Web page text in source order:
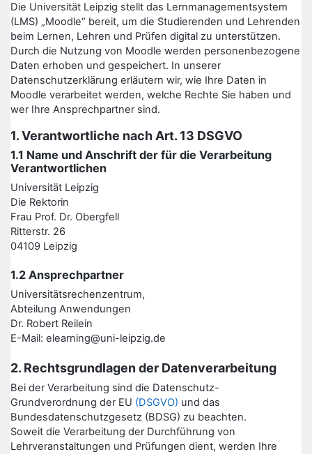
Die Universität Leipzig stellt das Lernmanagementsystem
(LMS) „Moodle“ bereit, um die Studierenden und Lehrenden
beim Lernen, Lehren und Prüfen digital zu unterstützen.
Durch die Nutzung von Moodle werden personenbezogene
Daten erhoben und gespeichert. In unserer
Datenschutzerklärung erläutern wir, wie Ihre Daten in
Moodle verarbeitet werden, welche Rechte Sie haben und
wer Ihre Ansprechpartner sind.
1. Verantwortliche nach Art. 13 DSGVO
1.1 Name und Anschrift der für die Verarbeitung
Verantwortlichen
Universität Leipzig
Die Rektorin
Frau Prof. Dr. Obergfell
Ritterstr. 26
04109 Leipzig
1.2 Ansprechpartner
Universitätsrechenzentrum,
Abteilung Anwendungen
Dr. Robert Reilein
E-Mail: elearning@uni-leipzig.de
2. Rechtsgrundlagen der Datenverarbeitung
Bei der Verarbeitung sind die Datenschutz-
Grundverordnung der EU (DSGVO) und das
Bundesdatenschutzgesetz (BDSG) zu beachten.
Soweit die Verarbeitung der Durchführung von
Lehrveranstaltungen und Prüfungen dient, werden Ihre